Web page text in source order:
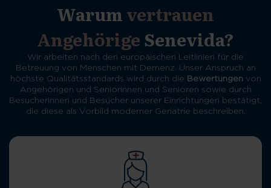
Warumvertrauen
Angehörige Senevida?
Wir arbeiten nach den europäischen Leitlinien für die
Betreuung von Menschen mit Demenz. Unser Anspruch an
höchste Qualitätsstandards wird durch die Bewertungenvon
Angehörigen und Seniorinnen und Senioren sowie durch
Besucherinnen und Besucher unserer Einrichtungen bestätigt,
die diese als Vorbild moderner Geriatrie beschreiben.